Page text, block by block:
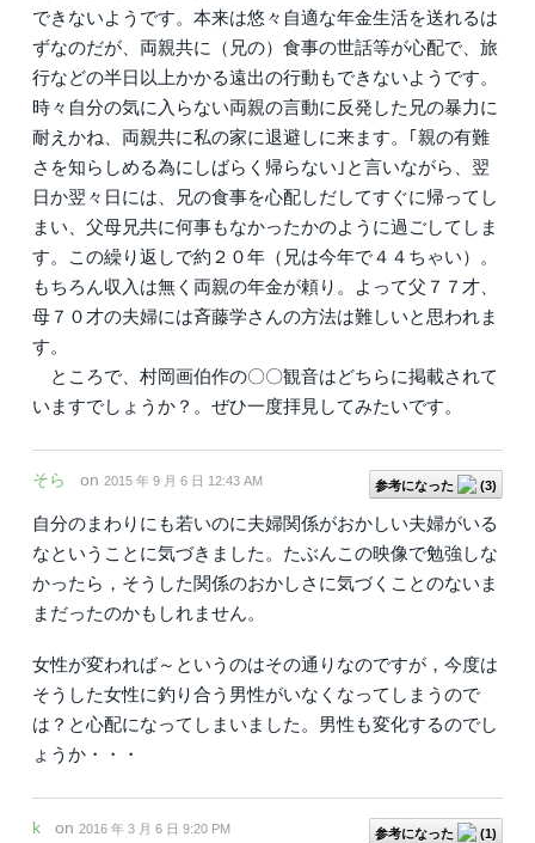
できないようです。本来は悠々自適な年金生活を送れるは
ずなのだが、両親共に（兄の）食事の世話等が心配で、旅
行などの半日以上かかる遠出の行動もできないようです。
時々自分の気に入らない両親の言動に反発した兄の暴力に
耐えかね、両親共に私の家に退避しに来ます。｢親の有難
さを知らしめる為にしばらく帰らない｣と言いながら、翌
日か翌々日には、兄の食事を心配しだしてすぐに帰ってし
まい、父母兄共に何事もなかったかのように過ごしてしま
す。この繰り返しで約２０年（兄は今年で４４ちゃい）。
もちろん収入は無く両親の年金が頼り。よって父７７才、
母７０才の夫婦には斉藤学さんの方法は難しいと思われま
す。
ところで、村岡画伯作の〇〇観音はどちらに掲載されて
いますでしょうか？。ぜひ一度拝見してみたいです。
参考になった (3)
そら on 2015 年 9 月 6 日 12:43 AM
自分のまわりにも若いのに夫婦関係がおかしい夫婦がいる
なということに気づきました。たぶんこの映像で勉強しな
かったら，そうした関係のおかしさに気づくことのないま
まだったのかもしれません。
女性が変われば～というのはその通りなのですが，今度は
そうした女性に釣り合う男性がいなくなってしまうので
は？と心配になってしまいました。男性も変化するのでし
ょうか・・・
参考になった (1)
k on 2016 年 3 月 6 日 9:20 PM